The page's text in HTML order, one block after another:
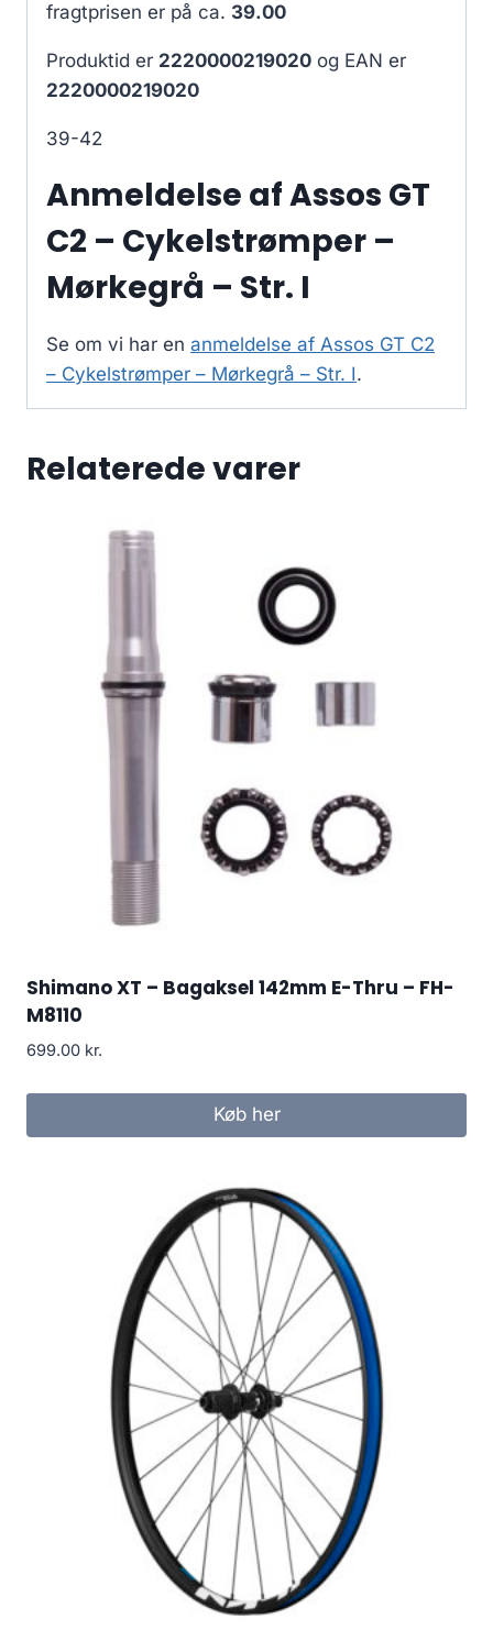
fragtprisen er på ca. 39.00
Produktid er 2220000219020 og EAN er
2220000219020
39-42
Anmeldelse af Assos GT
C2 – Cykelstrømper –
Mørkegrå – Str. I
Se om vi har en anmeldelse af Assos GT C2
– Cykelstrømper – Mørkegrå – Str. I.
Relaterede varer
Shimano XT – Bagaksel 142mm E-Thru – FH-
M8110
699.00 kr.
Køb her